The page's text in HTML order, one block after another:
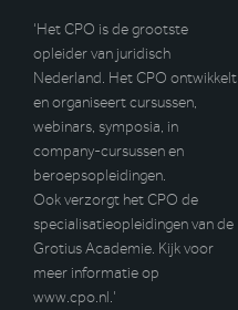
‘Het CPO is de grootste
opleider van juridisch
Nederland. Het CPO ontwikkelt
en organiseert cursussen,
webinars, symposia, in
company-cursussen en
beroepsopleidingen.
Ook verzorgt het CPO de
specialisatieopleidingen van de
Grotius Academie. Kijk voor
meer informatie op
www.cpo.nl.’